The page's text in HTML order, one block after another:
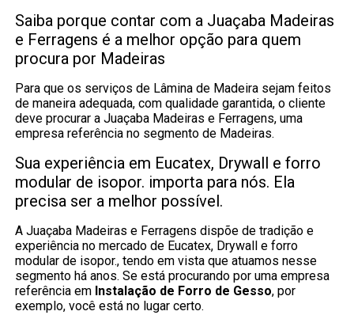
Saiba porque contar com a Juaçaba Madeiras
e Ferragens é a melhor opção para quem
procura por Madeiras
Para que os serviços de Lâmina de Madeira sejam feitos
de maneira adequada, com qualidade garantida, o cliente
deve procurar a Juaçaba Madeiras e Ferragens, uma
empresa referência no segmento de Madeiras.
Sua experiência em Eucatex, Drywall e forro
modular de isopor. importa para nós. Ela
precisa ser a melhor possível.
A Juaçaba Madeiras e Ferragens dispõe de tradição e
experiência no mercado de Eucatex, Drywall e forro
modular de isopor., tendo em vista que atuamos nesse
segmento há anos. Se está procurando por uma empresa
referência em Instalação de Forro de Gesso, por
exemplo, você está no lugar certo.